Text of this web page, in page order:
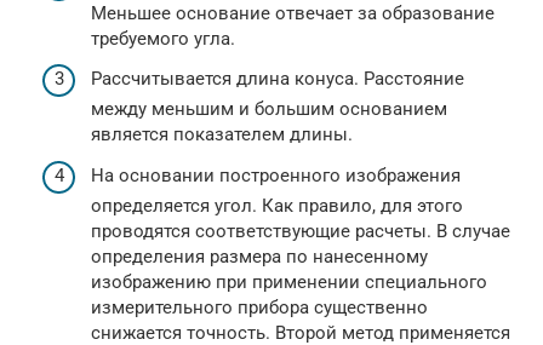
Меньшее основание отвечает за образование
требуемого угла.
Рассчитывается длина конуса. Расстояние
между меньшим и большим основанием
является показателем длины.
На основании построенного изображения
определяется угол. Как правило, для этого
проводятся соответствующие расчеты. В случае
определения размера по нанесенному
изображению при применении специального
измерительного прибора существенно
снижается точность. Второй метод применяется